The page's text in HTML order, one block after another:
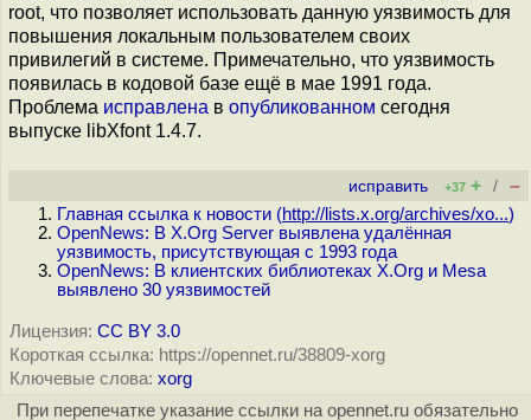
root, что позволяет использовать данную уязвимость для
повышения локальным пользователем своих
привилегий в системе. Примечательно, что уязвимость
появилась в кодовой базе ещё в мае 1991 года.
Проблема исправлена в опубликованном сегодня
выпуске libXfont 1.4.7.
исправить +37 + / –
Главная ссылка к новости (http://lists.x.org/archives/xo...)
OpenNews: В X.Org Server выявлена удалённая
уязвимость, присутствующая с 1993 года
OpenNews: В клиентских библиотеках X.Org и Mesa
выявлено 30 уязвимостей
Лицензия: CC BY 3.0
Короткая ссылка: https://opennet.ru/38809-xorg
Ключевые слова: xorg
При перепечатке указание ссылки на opennet.ru обязательно